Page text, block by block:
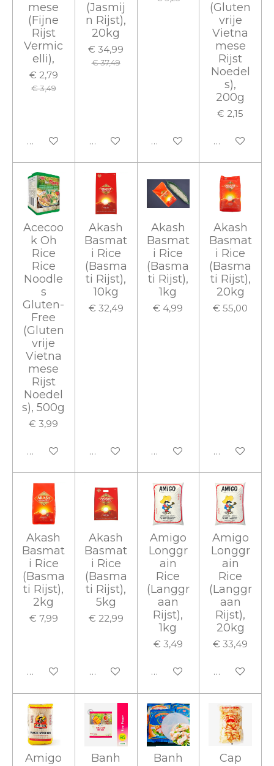
mese
(Fijne
Rijst
Vermic
elli),
€ 2,79
€ 3,49
In winkelwagen
(Jasmij
n Rijst),
20kg
€ 34,99
€ 37,49
In winkelwagenIn winkelwagen
(Gluten
vrije
Vietna
mese
Rijst
Noedel
s),
200g
€ 2,15
In
Acecoo
k Oh
Rice
Rice
Noodle
s
Gluten-
Free
(Gluten
vrije
Vietna
mese
Rijst
Noedel
s), 500g
€ 3,99
In winkelwagen
Akash
Basmat
i Rice
(Basma
ti Rijst),
10kg
€ 32,49
In winkelwagen
Akash
Basmat
i Rice
(Basma
ti Rijst),
1kg
€ 4,99
In winkelwagen
Akash
Basmat
i Rice
(Basma
ti Rijst),
20kg
€ 55,00
In
Akash
Basmat
i Rice
(Basma
ti Rijst),
2kg
€ 7,99
In winkelwagen
Akash
Basmat
i Rice
(Basma
ti Rijst),
5kg
€ 22,99
In winkelwagen
Amigo
Longgr
ain
Rice
(Langgr
aan
Rijst),
1kg
€ 3,49
In winkelwagen
Amigo
Longgr
ain
Rice
(Langgr
aan
Rijst),
20kg
€ 33,49
In
Amigo
Banh
Banh
Cap